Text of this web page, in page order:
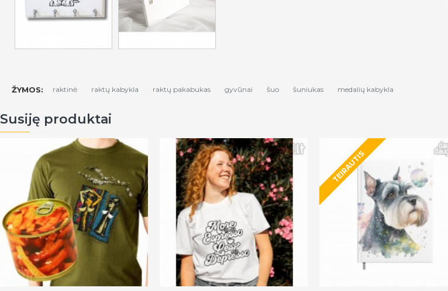
ŽYMOS: raktinė raktų kabykla raktų pakabukas gyvūnai šuo šuniukas medalių kabykla
Susiję produktai
TEIRAUTIS